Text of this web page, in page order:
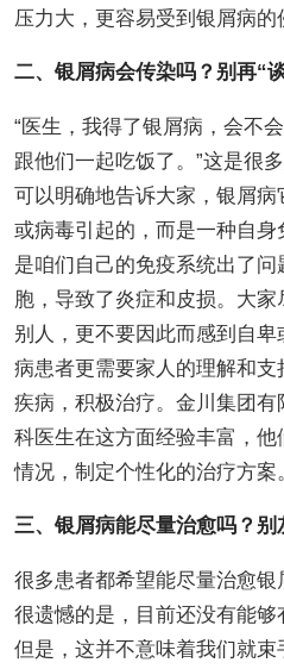
压力大，更容易受到银屑病的
二、银屑病会传染吗？别再“
“医生，我得了银屑病，会不
跟他们一起吃饭了。”这是很
可以明确地告诉大家，银屑
或病毒引起的，而是一种自身
是咱们自己的免疫系统出了
胞，导致了炎症和皮损。大
别人，更不要因此而感到自
病患者更需要家人的理解和
疾病，积极治疗。金川集团
科医生在这方面经验丰富，
情况，制定个性化的治疗方案
三、银屑病能尽量治愈吗？别
很多患者都希望能尽量治愈
很遗憾的是，目前还没有能够
但是，这并不意味着我们就